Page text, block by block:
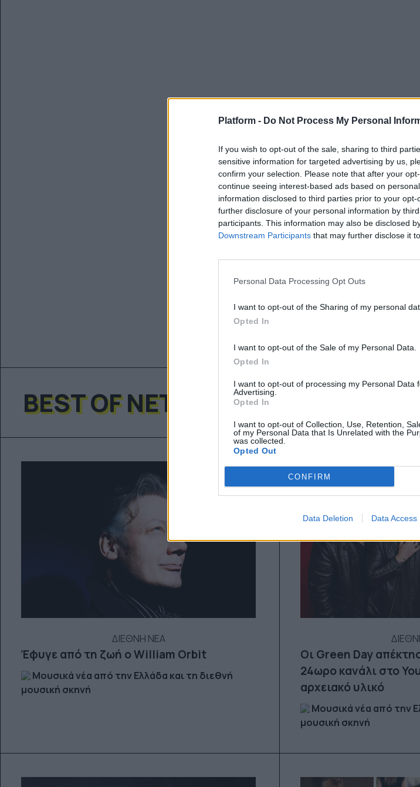
Platform - Do Not Process My Personal
If you wish to opt-out of the sale, sharing to third
sensitive information for targeted advertising by us,
confirm your selection. Please note that after your
continue seeing interest-based ads based on
information disclosed to third parties prior to your
further disclosure of your personal information by
participants. This information may also be disclosed
Downstream Participants that may further disclose it
Personal Data Processing Opt Outs
I want to opt-out of the Sharing of my personal
Opted In
I want to opt-out of the Sale of my Personal Data.
Opted In
I want to opt-out of processing my Personal Data
Advertising.
Opted In
I want to opt-out of Collection, Use, Retention,
of my Personal Data that Is Unrelated with the
was collected.
Opted Out
CONFIRM
Data Deletion Data Access
BEST OF NETWORK
ΔΙΕΘΝΗ ΝΕΑ
Έφυγε από τη ζωή ο William Orbit
Μουσικά νέα από την Ελλάδα και τη διεθνή
μουσική σκηνή
Οι Green Day
24ωρο κανάλι στο
αρχειακό υλικό
Μουσικά νέα από την
μουσική σκηνή